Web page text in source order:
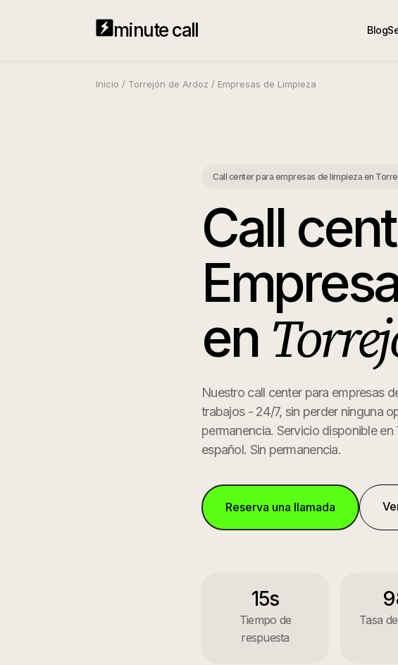
minute call Blog
Inicio / Torrejón de Ardoz / Empresas de Limpieza
Call center para empresas de limpieza en
Call
en
Nuestro call center para empresas
trabajos - 24/7, sin perder ninguna
permanencia. Servicio disponible en
español. Sin permanencia.
Reserva una llamada
15s
Tiempo de
respuesta
Tasa